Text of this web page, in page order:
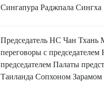
Сингапура Раджпала Сингха
Председатель НС Чан Тхань
переговоры с
председателем Палаты
Таиланда Сопхоном Зарамом